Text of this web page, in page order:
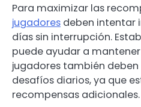
Para maximizar las
jugadores deben intentar
días sin interrupción.
puede ayudar a
jugadores también
desafíos diarios, ya que
recompensas adicionales.